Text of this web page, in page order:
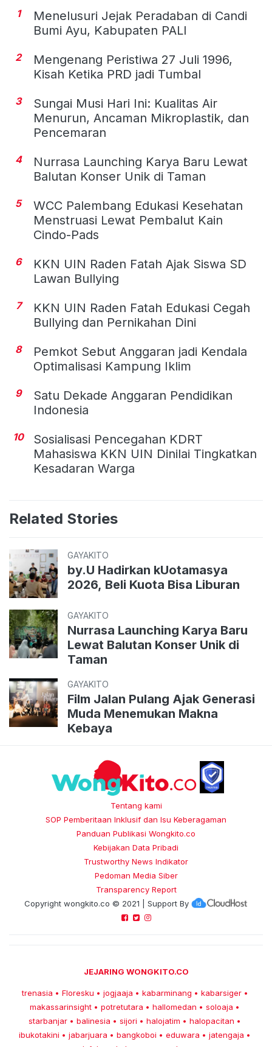
1
Menelusuri Jejak Peradaban di Candi
Bumi Ayu, Kabupaten PALI
2
Mengenang Peristiwa 27 Juli 1996,
Kisah Ketika PRD jadi Tumbal
3
Sungai Musi Hari Ini: Kualitas Air
Menurun, Ancaman Mikroplastik, dan
Pencemaran
4
Nurrasa Launching Karya Baru Lewat
Balutan Konser Unik di Taman
5
WCC Palembang Edukasi Kesehatan
Menstruasi Lewat Pembalut Kain
Cindo-Pads
6
KKN UIN Raden Fatah Ajak Siswa SD
Lawan Bullying
7
KKN UIN Raden Fatah Edukasi Cegah
Bullying dan Pernikahan Dini
8
Pemkot Sebut Anggaran jadi Kendala
Optimalisasi Kampung Iklim
9
Satu Dekade Anggaran Pendidikan
Indonesia
10
Sosialisasi Pencegahan KDRT
Mahasiswa KKN UIN Dinilai Tingkatkan
Kesadaran Warga
Related Stories
GAYAKITO
by.U Hadirkan kUotamasya
2026, Beli Kuota Bisa Liburan
GAYAKITO
Nurrasa Launching Karya Baru
Lewat Balutan Konser Unik di
Taman
GAYAKITO
Film Jalan Pulang Ajak Generasi
Muda Menemukan Makna
Kebaya
Tentang kami
SOP Pemberitaan Inklusif dan Isu Keberagaman
Panduan Publikasi Wongkito.co
Kebijakan Data Pribadi
Trustworthy News Indikator
Pedoman Media Siber
Transparency Report
Copyright wongkito.co © 2021 | Support By
JEJARING WONGKITO.CO
trenasia • Floresku • jogjaaja • kabarminang • kabarsiger •
makassarinsight • potretutara • hallomedan • soloaja •
starbanjar • balinesia • sijori • halojatim • halopacitan •
ibukotakini • jabarjuara • bangkoboi • eduwara • jatengaja •